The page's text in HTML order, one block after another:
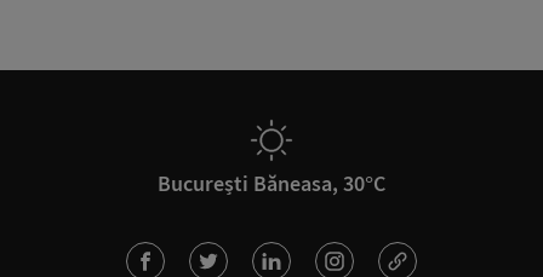
București Băneasa, 30°C